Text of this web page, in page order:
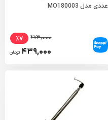
عددی مدل MO180003
۴۷۳,۰۰۰ ٪۷
۴۳۹,۰۰۰ تومان